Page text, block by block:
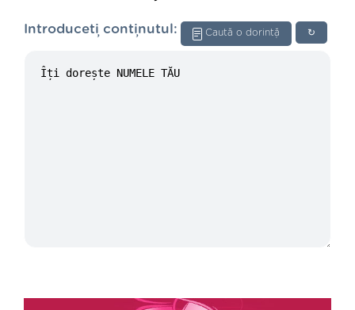
↻
Caută o dorință
Introduceți conținutul: